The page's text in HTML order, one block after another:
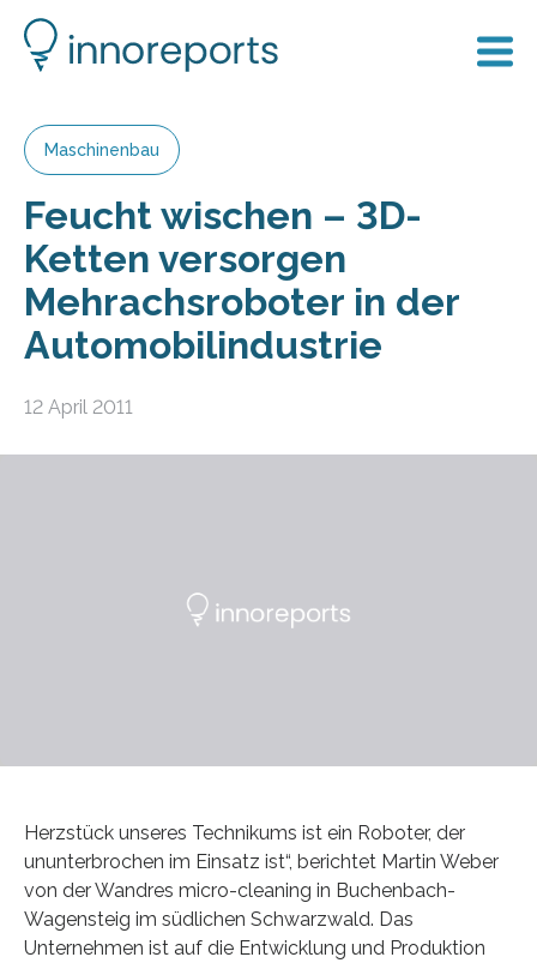
Maschinenbau
Feucht wischen – 3D-
Ketten versorgen
Mehrachsroboter in der
Automobilindustrie
12 April 2011
Herzstück unseres Technikums ist ein Roboter, der
ununterbrochen im Einsatz ist“, berichtet Martin Weber
von der Wandres micro-cleaning in Buchenbach-
Wagensteig im südlichen Schwarzwald. Das
Unternehmen ist auf die Entwicklung und Produktion